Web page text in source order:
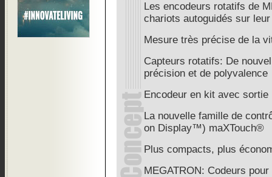
Les encodeurs rotatifs de
chariots autoguidés sur
Mesure très précise de la
Capteurs rotatifs: De
précision et de polyvalence
Encodeur en kit avec
La nouvelle famille de
on Display™) maXTouch®
Plus compacts, plus
MEGATRON: Codeurs